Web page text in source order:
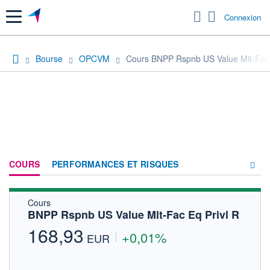
Menu Connexion
Bourse OPCVM Cours BNPP Rspnb US Value Mlt-Fac
COURS PERFORMANCES ET RISQUES
FORUM
Cours
BNPP Rspnb US Value Mlt-Fac Eq Privl R
168,93 EUR +0,01%